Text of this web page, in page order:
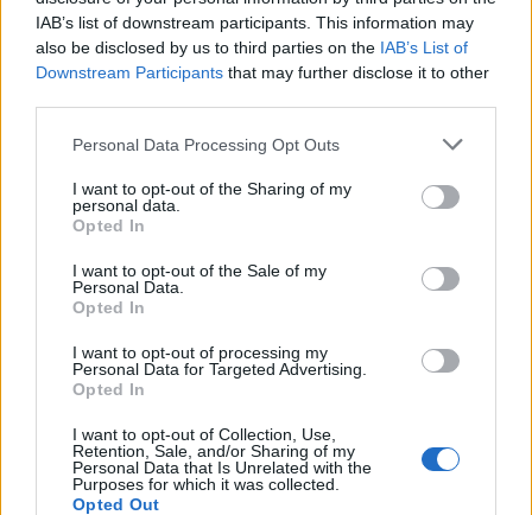
IAB’s list of downstream participants. This information may
also be disclosed by us to third parties on the IAB’s List of
Downstream Participants that may further disclose it to other
Personal Data Processing Opt Outs
I want to opt-out of the Sharing of my
personal data.
Opted In
I want to opt-out of the Sale of my
Personal Data.
Opted In
I want to opt-out of processing my
Personal Data for Targeted Advertising.
Opted In
I want to opt-out of Collection, Use,
Retention, Sale, and/or Sharing of my
Personal Data that Is Unrelated with the
Purposes for which it was collected.
Opted Out